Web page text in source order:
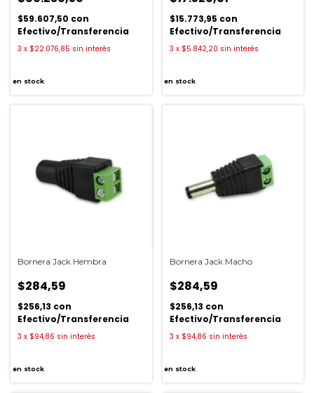
$59.607,50 con
Efectivo/Transferencia
3 x $22.076,85 sin interés
en stock
$15.773,95 con
Efectivo/Transferencia
3 x $5.842,20 sin interés
en stock
Bornera Jack Hembra
$284,59
$256,13 con
Efectivo/Transferencia
3 x $94,86 sin interés
en stock
Bornera Jack Macho
$284,59
$256,13 con
Efectivo/Transferencia
3 x $94,86 sin interés
en stock